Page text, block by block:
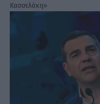
Κασσελάκη»